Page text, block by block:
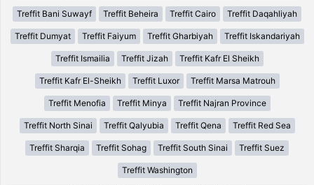
Treffit Bani Suwayf Treffit Beheira Treffit Cairo Treffit Daqahliyah
Treffit Dumyat Treffit Faiyum Treffit Gharbiyah Treffit Iskandariyah
Treffit Ismailia Treffit Jizah Treffit Kafr El Sheikh
Treffit Kafr El-Sheikh Treffit Luxor Treffit Marsa Matrouh
Treffit Menofia Treffit Minya Treffit Najran Province
Treffit North Sinai Treffit Qalyubia Treffit Qena Treffit Red Sea
Treffit Sharqia Treffit Sohag Treffit South Sinai Treffit Suez
Treffit Washington